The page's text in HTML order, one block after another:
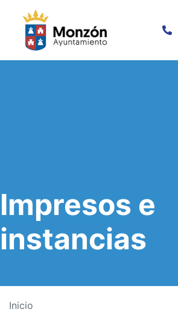
Impresos e
instancias
Inicio